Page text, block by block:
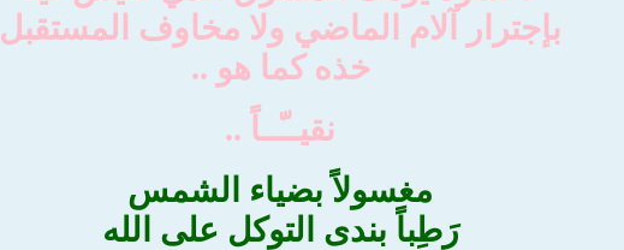
بإجترار آلام الماضي ولا مخاوف المستقبل
خذه كما هو ..
نقيــّــاً ..
مغسولاً بضياء الشمس
رَطِباً بندى التوكل على الله